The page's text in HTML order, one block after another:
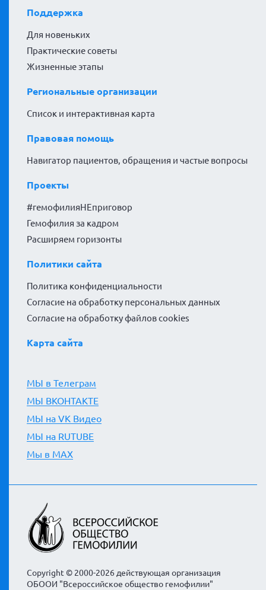
Поддержка
Для новеньких
Практические советы
Жизненные этапы
Региональные организации
Список и интерактивная карта
Правовая помощь
Навигатор пациентов, обращения и частые вопросы
Проекты
#гемофилияНЕприговор
Гемофилия за кадром
Расширяем горизонты
Политики сайта
Политика конфиденциальности
Согласие на обработку персональных данных
Согласие на обработку файлов cookies
Карта сайта
МЫ в Телеграм
МЫ ВКОНТАКТЕ
МЫ на VK Видео
МЫ на RUTUBE
Мы в MAX
Copyright © 2000-2026 действующая организация
ОБООИ "Всероссийское общество гемофилии"